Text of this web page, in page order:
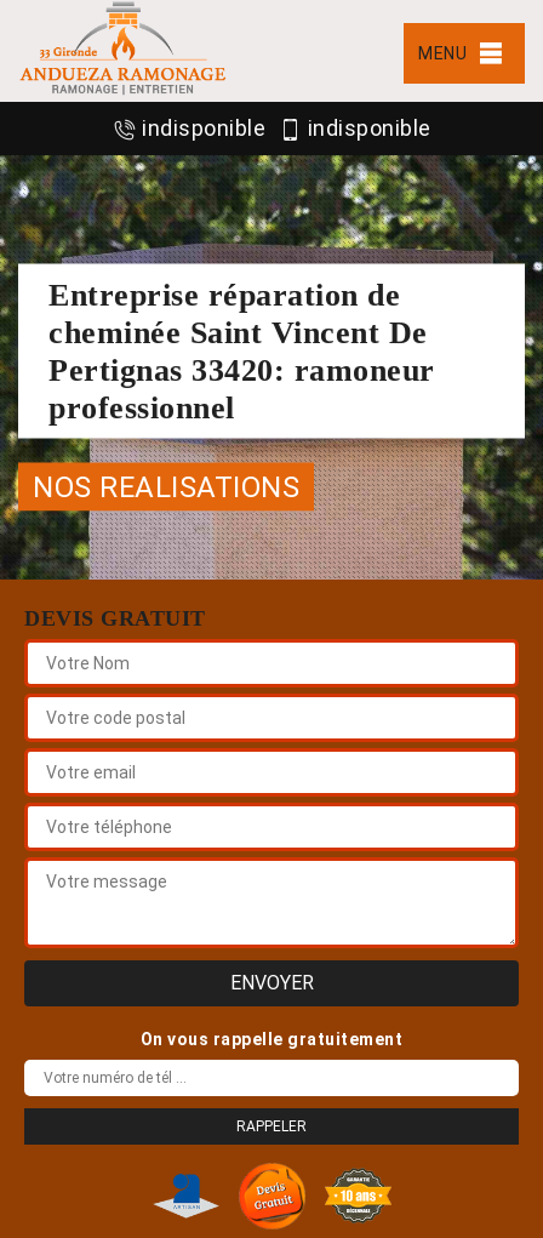
MENU
indisponible indisponible
Entreprise réparation de
cheminée Saint Vincent De
Pertignas 33420: ramoneur
professionnel
NOS REALISATIONS
DEVIS GRATUIT
On vous rappelle gratuitement